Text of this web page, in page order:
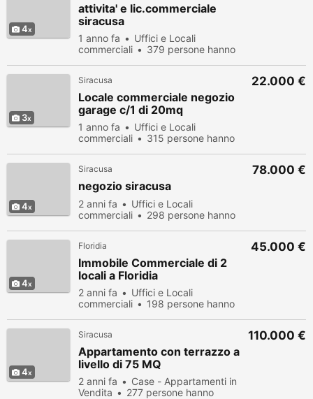
4
attivita' e lic.commerciale
siracusa
1 anno fa
Uffici e Locali
commerciali
379 persone hanno
3
Siracusa
Locale commerciale negozio
garage c/1 di 20mq
1 anno fa
Uffici e Locali
commerciali
315 persone hanno
22.000 €
4
Siracusa
negozio siracusa
2 anni fa
Uffici e Locali
commerciali
298 persone hanno
78.000 €
4
Floridia
Immobile Commerciale di 2
locali a Floridia
2 anni fa
Uffici e Locali
commerciali
198 persone hanno
45.000 €
4
Siracusa
Appartamento con terrazzo a
livello di 75 MQ
2 anni fa
Case - Appartamenti in
Vendita
277 persone hanno
110.000 €